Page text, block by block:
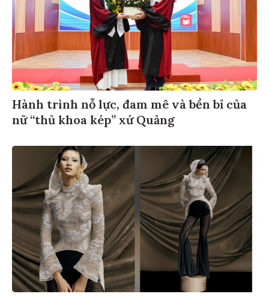
Hành trình nỗ lực, đam mê và bền bỉ của
nữ “thủ khoa kép” xứ Quảng